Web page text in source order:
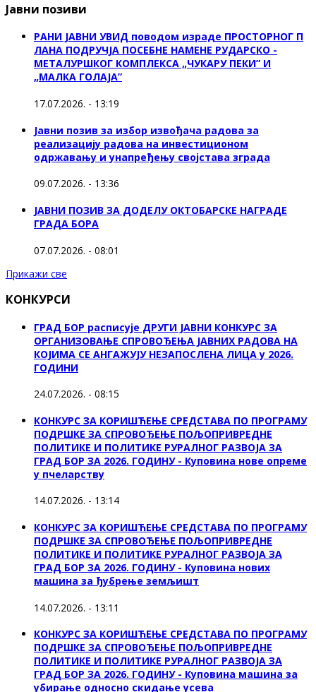
Јавни позиви
РАНИ ЈАВНИ УВИД поводом израде ПРОСТОРНОГ П
ЛАНА ПОДРУЧЈА ПОСЕБНЕ НАМЕНЕ РУДАРСКО -
МЕТАЛУРШКОГ КОМПЛЕКСА „ЧУКАРУ ПЕКИ” И
„МАЛКА ГОЛАЈА”
17.07.2026. - 13:19
Јавни позив за избор извођача радова за
реализацију радова на инвестиционом
одржавању и унапређењу својстава зграда
09.07.2026. - 13:36
ЈАВНИ ПОЗИВ ЗА ДОДЕЛУ ОКТOБАРСКЕ НАГРАДЕ
ГРАДА БОРА
07.07.2026. - 08:01
Прикажи све
КОНКУРСИ
ГРАД БОР расписује ДРУГИ ЈАВНИ КОНКУРС ЗА
ОРГАНИЗОВАЊЕ СПРОВОЂЕЊА ЈАВНИХ РАДОВА НА
КОЈИМА СЕ АНГАЖУЈУ НЕЗАПОСЛЕНА ЛИЦА у 2026.
ГОДИНИ
24.07.2026. - 08:15
КОНКУРС ЗА КОРИШЋЕЊЕ СРЕДСТАВА ПО ПРОГРАМУ
ПОДРШКЕ ЗА СПРОВОЂЕЊЕ ПОЉОПРИВРЕДНЕ
ПОЛИТИКЕ И ПОЛИТИКЕ РУРАЛНОГ РАЗВОЈА ЗА
ГРАД БОР ЗА 2026. ГОДИНУ - Куповина нове опреме
у пчеларству
14.07.2026. - 13:14
КОНКУРС ЗА КОРИШЋЕЊЕ СРЕДСТАВА ПО ПРОГРАМУ
ПОДРШКЕ ЗА СПРОВОЂЕЊЕ ПОЉОПРИВРЕДНЕ
ПОЛИТИКЕ И ПОЛИТИКЕ РУРАЛНОГ РАЗВОЈА ЗА
ГРАД БОР ЗА 2026. ГОДИНУ - Куповина нових
машина за ђубрење земљишт
14.07.2026. - 13:11
КОНКУРС ЗА КОРИШЋЕЊЕ СРЕДСТАВА ПО ПРОГРАМУ
ПОДРШКЕ ЗА СПРОВОЂЕЊЕ ПОЉОПРИВРЕДНЕ
ПОЛИТИКЕ И ПОЛИТИКЕ РУРАЛНОГ РАЗВОЈА ЗА
ГРАД БОР ЗА 2026. ГОДИНУ - Куповинa машина за
убирање односно скидање усева